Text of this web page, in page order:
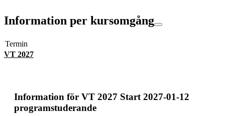
Information per kursomgång
Termin
VT 2027
Information för VT 2027 Start 2027-01-12
programstuderande